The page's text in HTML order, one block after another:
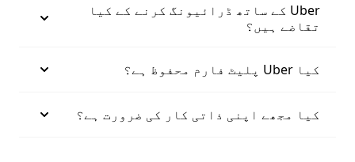
Uber کے ساتھ ڈرائیونگ کرنے کے کیا
تقاضے ہیں؟
کیا Uber پلیٹ فارم محفوظ ہے؟
کیا مجھے اپنی ذاتی کار کی ضرورت ہے؟